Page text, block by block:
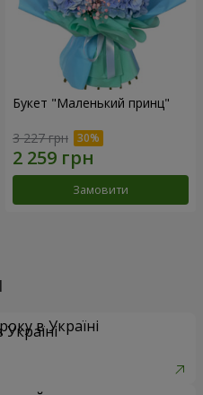
Букет "Маленький принц"
3 227 грн
Замовити
в Україні